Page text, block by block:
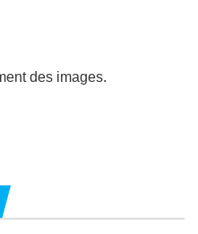
des images.